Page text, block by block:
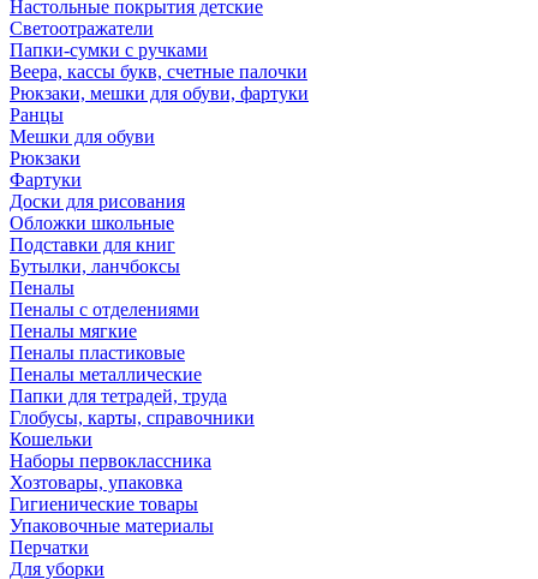
Настольные покрытия детские
Светоотражатели
Папки-сумки с ручками
Веера, кассы букв, счетные палочки
Рюкзаки, мешки для обуви, фартуки
Ранцы
Мешки для обуви
Рюкзаки
Фартуки
Доски для рисования
Обложки школьные
Подставки для книг
Бутылки, ланчбоксы
Пеналы
Пеналы с отделениями
Пеналы мягкие
Пеналы пластиковые
Пеналы металлические
Папки для тетрадей, труда
Глобусы, карты, справочники
Кошельки
Наборы первоклассника
Хозтовары, упаковка
Гигиенические товары
Упаковочные материалы
Перчатки
Для уборки